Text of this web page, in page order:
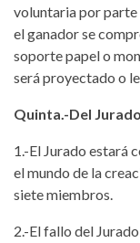
voluntaria por parte
el ganador se
soporte papel o
será proyectado o
Quinta.-Del Jurado
1.-El Jurado estará
el mundo de la
siete miembros.
2.-El fallo del